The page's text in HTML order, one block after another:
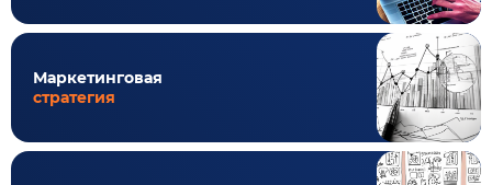
Маркетинговая
стратегия